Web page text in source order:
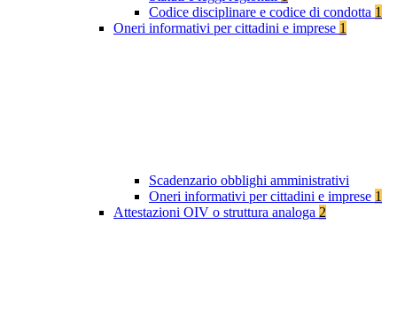
Codice disciplinare e codice di condotta 1
Oneri informativi per cittadini e imprese 1
Scadenzario obblighi amministrativi
Oneri informativi per cittadini e imprese 1
Attestazioni OIV o struttura analoga 2